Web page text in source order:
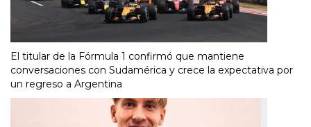
El titular de la Fórmula 1 confirmó que mantiene
conversaciones con Sudamérica y crece la expectativa por
un regreso a Argentina